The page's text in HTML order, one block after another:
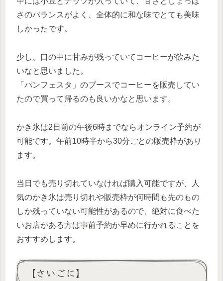
さのバランスがよく、全体的に和な味でとても美味
しかったです。
少し、口の中に甘みが残っていてコーヒーが飲みた
いなと思いました。
「パンフェスタ」のブースでコーヒーを販売してい
たので買って帰るのも良いかなと思います。
かき氷は2日前の午後6時までならオンライン予約が
可能です。午前10時半から30分ごとの販売枠があり
ます。
当日でも売り切れていなければ購入可能ですが、人
気のかき氷は売り切れや販売枠が何時間も先のもの
しか残っていない可能性があるので、絶対に食べた
いお店がある方は事前予約か早めに行かれることを
おすすめします。
【さいごに】